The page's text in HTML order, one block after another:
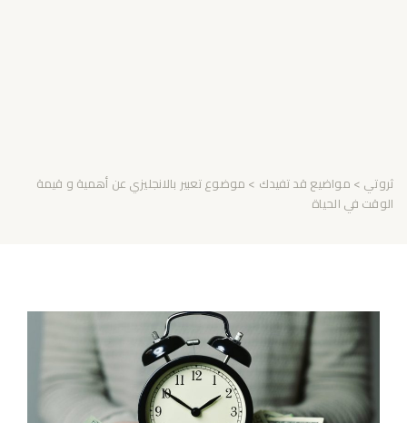
ثروتي > مواضيع قد تفيدك > موضوع تعبير بالانجليزي عن أهمية و قيمة
الوقت في الحياة